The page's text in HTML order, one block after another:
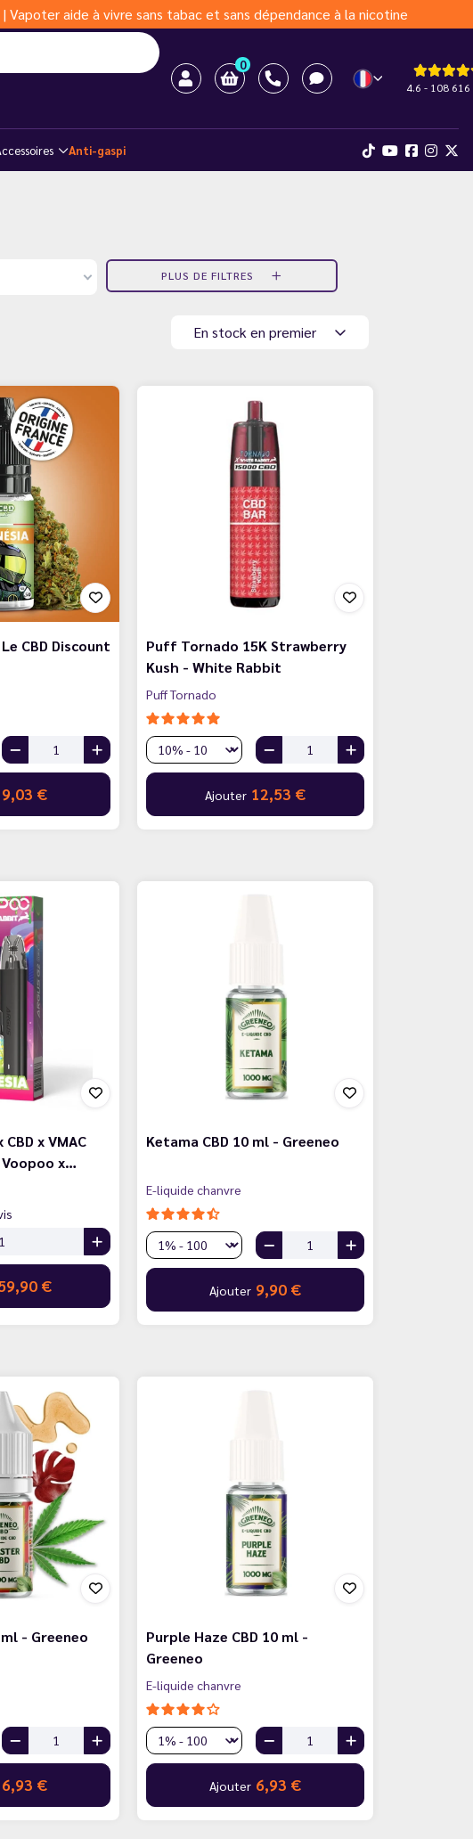
aide à vivre sans tabac et sans dépendance à la nicotine
0
4.6 - 108 616
Anti-gaspi
PLUS DE FILTRES
En stock en premier
CBD Discount
9,03 €
Puff Tornado 15K Strawberry
Kush - White Rabbit
Puff Tornado
Ajouter 12,53 €
x VMAC
Voopoo x…
€
Ketama CBD 10 ml - Greeneo
E-liquide chanvre
Ajouter 9,90 €
- Greeneo
6,93 €
Purple Haze CBD 10 ml -
Greeneo
E-liquide chanvre
Ajouter 6,93 €